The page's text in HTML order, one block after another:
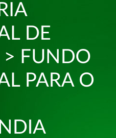
DE
> FUNDO
PARA O